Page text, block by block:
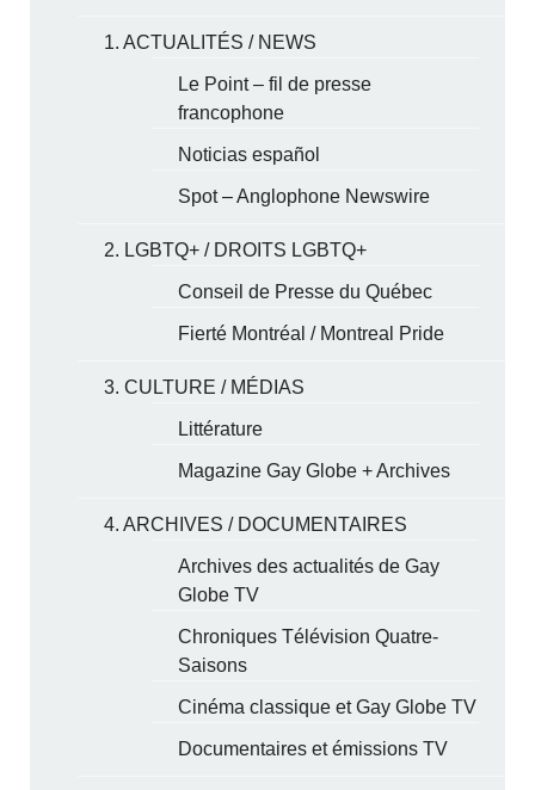
1. ACTUALITÉS / NEWS
Le Point – fil de presse
francophone
Noticias español
Spot – Anglophone Newswire
2. LGBTQ+ / DROITS LGBTQ+
Conseil de Presse du Québec
Fierté Montréal / Montreal Pride
3. CULTURE / MÉDIAS
Littérature
Magazine Gay Globe + Archives
4. ARCHIVES / DOCUMENTAIRES
Archives des actualités de Gay
Globe TV
Chroniques Télévision Quatre-
Saisons
Cinéma classique et Gay Globe TV
Documentaires et émissions TV